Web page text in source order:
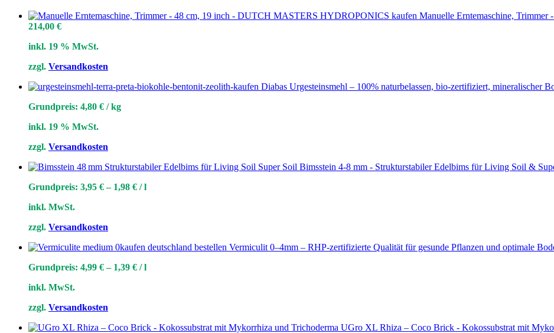
Manuelle Erntemaschine,
214,00 €
inkl. 19 % MwSt.
zzgl. Versandkosten
Diabas Urgesteinsmehl – 100% naturbelassen, bio-zertifiziert, mineralischer
Grundpreis: 4,80 € /kg
inkl. 19 % MwSt.
zzgl. Versandkosten
Bimsstein 4-8 mm - Strukturstabiler Edelbims für Living Soil &
Grundpreis: 3,95 €– 1,98 € /l
inkl. MwSt.
zzgl. Versandkosten
Vermiculit 0–4mm – RHP-zertifizierte Qualität für gesunde Pflanzen und optimale
Grundpreis: 4,99 €– 1,39 € /l
inkl. MwSt.
zzgl. Versandkosten
UGro XL Rhiza – Coco Brick - Kokossubstrat mit